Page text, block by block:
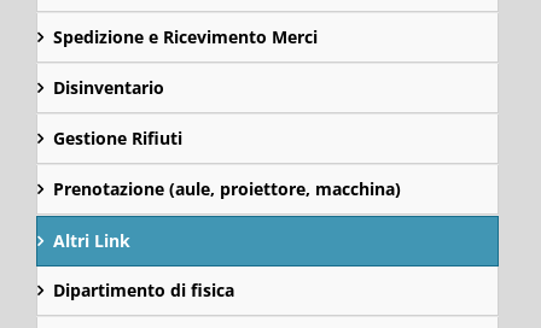
Spedizione e Ricevimento Merci
Disinventario
Gestione Rifiuti
Prenotazione (aule, proiettore, macchina)
Altri Link
Dipartimento di fisica